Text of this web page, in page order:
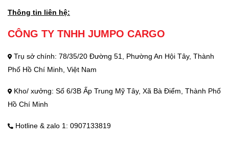
Thông tin liên hệ:
CÔNG TY TNHH JUMPO CARGO
Trụ sở chính: 78/35/20 Đường 51, Phường An Hội Tây, Thành
Phố Hồ Chí Minh, Việt Nam
Kho/ xưởng: Số 6/3B Ấp Trung Mỹ Tây, Xã Bà Điểm, Thành Phố
Hồ Chí Minh
Hotline & zalo 1: 0907133819